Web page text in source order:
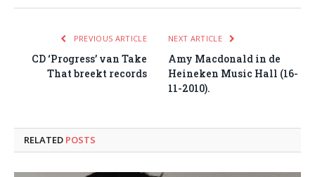
PREVIOUS ARTICLE
CD ‘Progress’ van Take
That breekt records
NEXT ARTICLE
Amy Macdonald in de
Heineken Music Hall (16-
11-2010).
RELATED POSTS